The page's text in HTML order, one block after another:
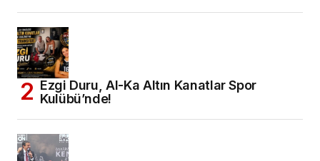
Ezgi Duru, Al-Ka Altın Kanatlar Spor
Kulübü’nde!